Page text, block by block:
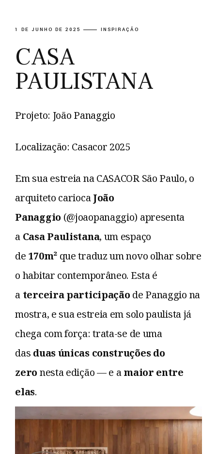
1 DE JUNHO DE 2025 INSPIRAÇÃO
CASA
PAULISTANA
Projeto: João Panaggio
Localização: Casacor 2025
Em sua estreia na CASACOR São Paulo, o
arquiteto cariocaJoão
Panaggio (@joaopanaggio) apresenta
a Casa Paulistana, um espaço
de 170m²que traduz um novo olhar sobre
o habitar contemporâneo. Esta é
a terceira participação de Panaggio na
mostra, e sua estreia em solo paulista já
chega com força: trata-se de uma
das duas únicas construções do
zero nesta edição — e amaior entre
elas.